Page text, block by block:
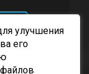
улучшения
его